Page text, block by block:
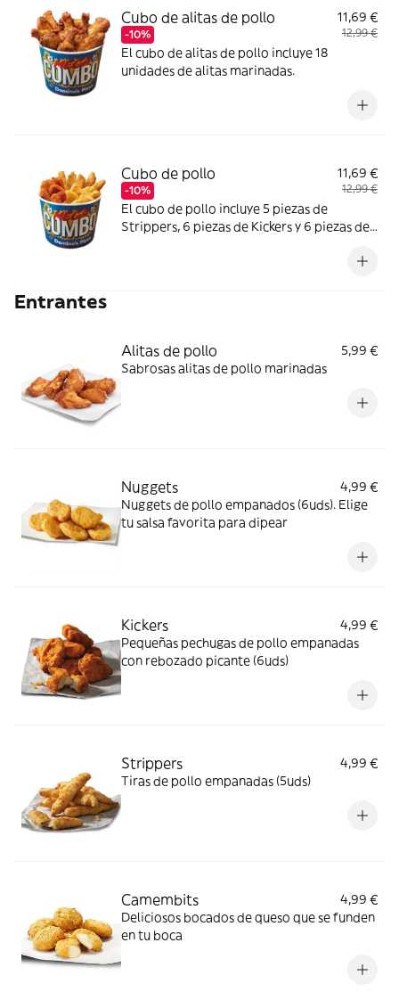
Cubo de alitas de pollo
-10%
11,69 €
12,99 €
El cubo de alitas de pollo incluye 18
unidades de alitas marinadas.
Cubo de pollo
-10%
11,69 €
12,99 €
El cubo de pollo incluye 5 piezas de
Strippers, 6 piezas de Kickers y 6 piezas de
Entrantes
Alitas de pollo
5,99 €
Sabrosas alitas de pollo marinadas
Nuggets
4,99 €
Nuggets de pollo empanados (6uds). Elige
tu salsa favorita para dipear
Kickers
4,99 €
Pequeñas pechugas de pollo empanadas
con rebozado picante (6uds)
Strippers
4,99 €
Tiras de pollo empanadas (5uds)
Camembits
4,99 €
Deliciosos bocados de queso que se funden
en tu boca